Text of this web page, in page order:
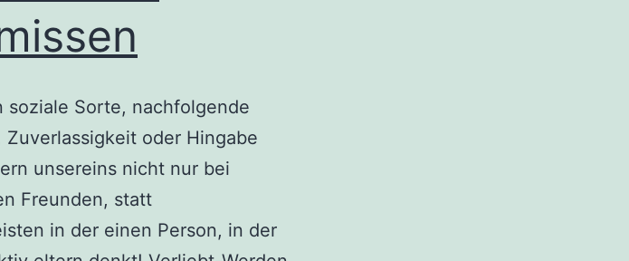
soziale Sorte, nachfolgende
oder Hingabe
unsereins nicht nur bei
Freunden, statt
in der einen Person, in der